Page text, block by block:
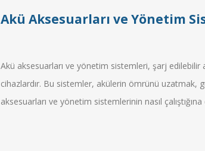
Akü Aksesuarları ve Yönetim
Akü aksesuarları ve yönetim sistemleri, şarj
cihazlardır. Bu sistemler, akülerin ömrünü uzatmak,
aksesuarları ve yönetim sistemlerinin nasıl